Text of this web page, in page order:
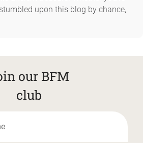
upon this blog by chance,
our BFM
club